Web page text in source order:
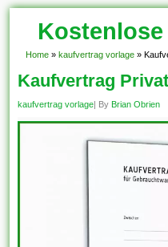
Home » kaufvertrag vorlage »
Kaufvertrag
kaufvertrag vorlage| By Brian Obrien